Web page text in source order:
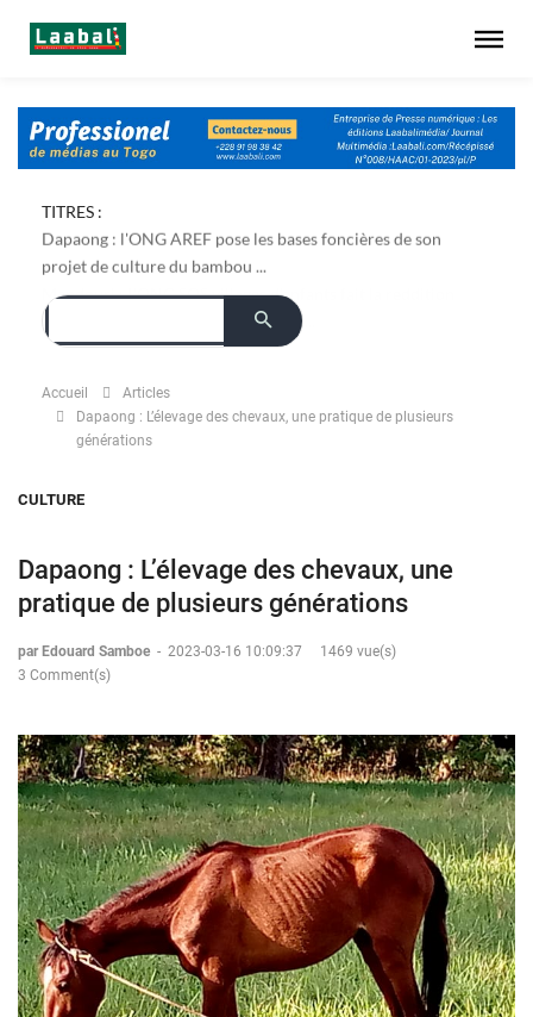
TITRES :
Dapaong : l'ONG AREF pose les bases foncières de son
projet de culture du bambou ...
Accueil
Articles
Dapaong : L’élevage des chevaux, une pratique de plusieurs
générations
CULTURE
Dapaong : L’élevage des chevaux, une
pratique de plusieurs générations
par Edouard Samboe - 2023-03-16 10:09:37
1469 vue(s)
3 Comment(s)